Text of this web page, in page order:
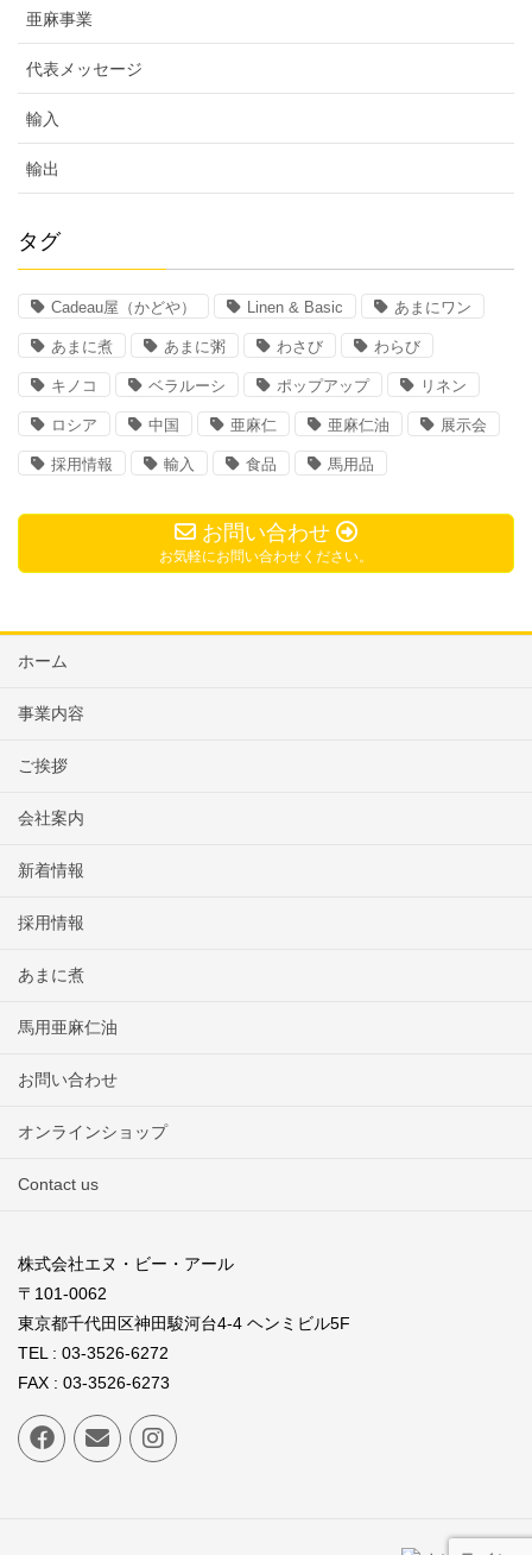
亜麻事業
代表メッセージ
輸入
輸出
タグ
Cadeau屋（かどや） Linen & Basic あまにワン
あまに煮 あまに粥 わさび わらび
キノコ ベラルーシ ポップアップ リネン
ロシア 中国 亜麻仁 亜麻仁油 展示会
採用情報 輸入 食品 馬用品
お問い合わせ
お気軽にお問い合わせください。
ホーム
事業内容
ご挨拶
会社案内
新着情報
採用情報
あまに煮
馬用亜麻仁油
お問い合わせ
オンラインショップ
Contact us
株式会社エヌ・ビー・アール
〒101-0062
東京都千代田区神田駿河台4-4 ヘンミビル5F
TEL : 03-3526-6272
FAX : 03-3526-6273